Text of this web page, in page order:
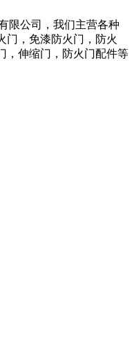
限公司，我们主营各种
门，免漆防火门，防火
，伸缩门，防火门配件等